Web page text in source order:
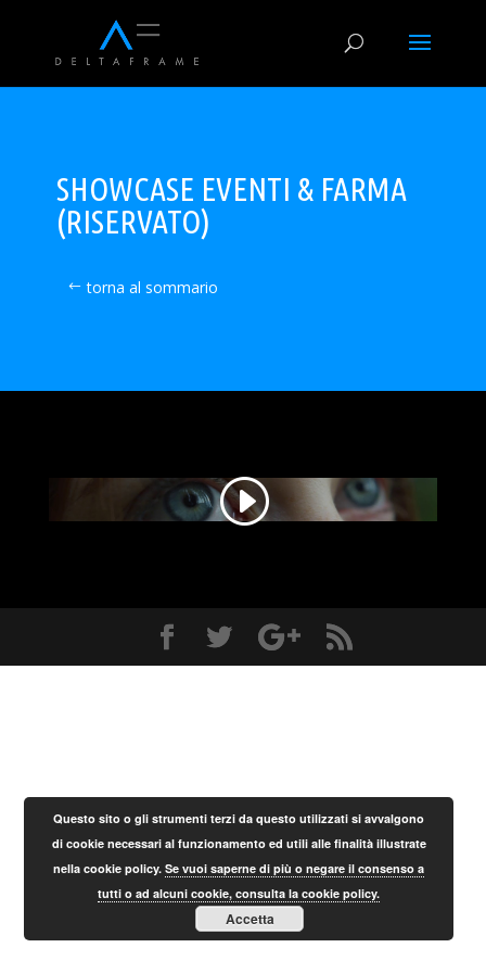
SHOWCASE EVENTI & FARMA
(RISERVATO)
torna al sommario
Contenuto non disponibile. Accetta la Cookie policy cliccando su "Accetta" nel banner dell'informativa
Questo sito o gli strumenti terzi da questo utilizzati si avvalgono
di cookie necessari al funzionamento ed utili alle finalità illustrate
nella cookie policy.Se vuoi saperne di più o negare il consenso a
tutti o ad alcuni cookie, consulta la cookie policy.
Accetta